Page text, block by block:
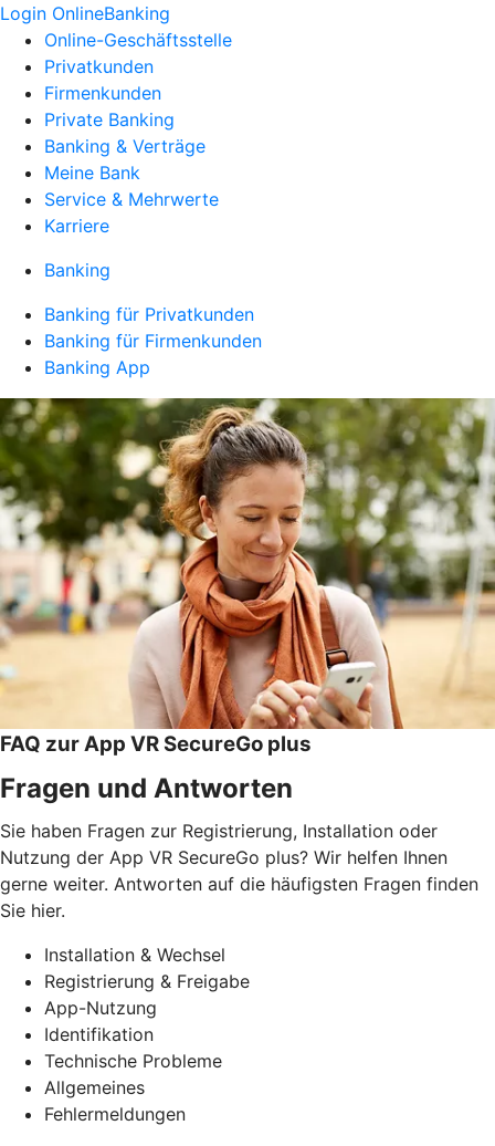
Login OnlineBanking
Online-Geschäftsstelle
Privatkunden
Firmenkunden
Private Banking
Banking & Verträge
Meine Bank
Service & Mehrwerte
Karriere
Banking
Banking für Privatkunden
Banking für Firmenkunden
Banking App
FAQ zur App VR SecureGo plus
Fragen und Antworten
Sie haben Fragen zur Registrierung, Installation oder
Nutzung der App VR SecureGo plus? Wir helfen Ihnen
gerne weiter. Antworten auf die häufigsten Fragen finden
Sie hier.
Installation & Wechsel
Registrierung & Freigabe
App-Nutzung
Identifikation
Technische Probleme
Allgemeines
Fehlermeldungen